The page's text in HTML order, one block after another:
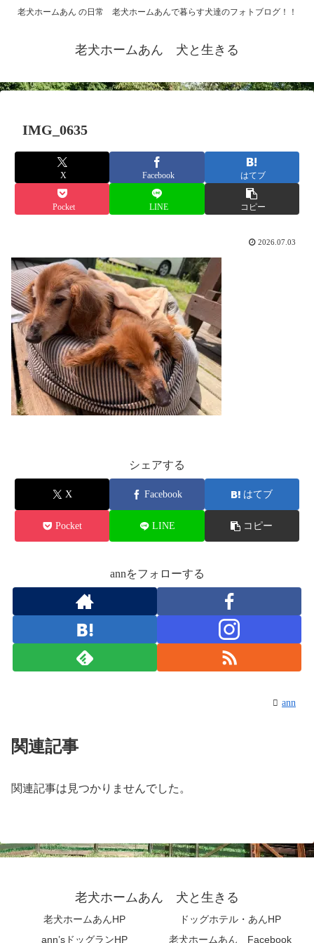
老犬ホームあん の日常 老犬ホームあんで暮らす犬達のフォトブログ！！
老犬ホームあん 犬と生きる
IMG_0635
X Facebook はてブ
Pocket LINE コピー
2026.07.03
シェアする
X Facebook はてブ
Pocket LINE コピー
annをフォローする
ann
関連記事
関連記事は見つかりませんでした。
老犬ホームあん 犬と生きる
老犬ホームあんHP
ドッグホテル・あんHP
ann’sドッグランHP
老犬ホームあん Facebook